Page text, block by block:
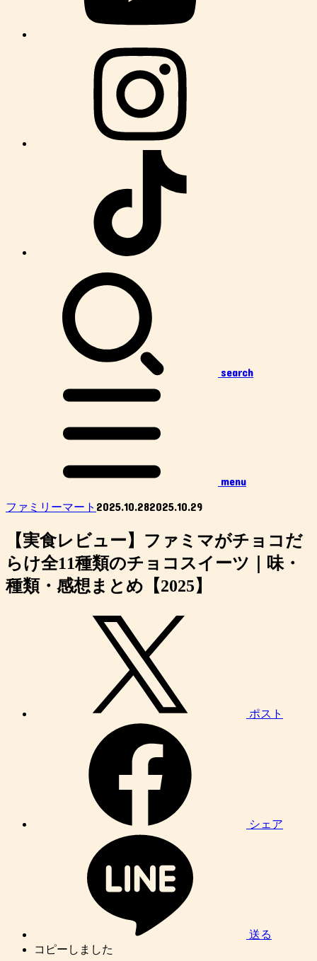
search
menu
ファミリーマート 2025.10.282025.10.29
【実食レビュー】ファミマがチョコだ
らけ全11種類のチョコスイーツ｜味・
種類・感想まとめ【2025】
ポスト
シェア
送る
コピーしました